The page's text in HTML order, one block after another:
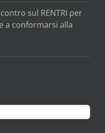
sul RENTRI per
a conformarsi alla